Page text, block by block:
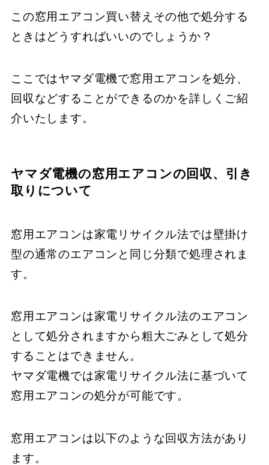
この窓用エアコン買い替えその他で処分する
ときはどうすればいいのでしょうか？
ここではヤマダ電機で窓用エアコンを処分、
回収などすることができるのかを詳しくご紹
介いたします。
ヤマダ電機の窓用エアコンの回収、引き
取りについて
窓用エアコンは家電リサイクル法では壁掛け
型の通常のエアコンと同じ分類で処理されま
す。
窓用エアコンは家電リサイクル法のエアコン
として処分されますから粗大ごみとして処分
することはできません。
ヤマダ電機では家電リサイクル法に基づいて
窓用エアコンの処分が可能です。
窓用エアコンは以下のような回収方法があり
ます。